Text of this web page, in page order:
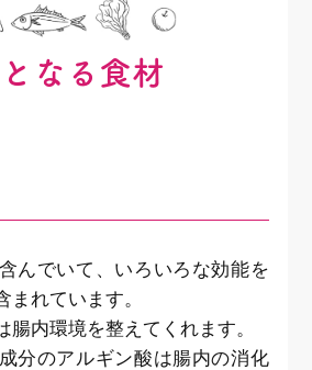
なる食材
んでいて、いろいろな効能を
まれています。
腸内環境を整えてくれます。
分のアルギン酸は腸内の消化